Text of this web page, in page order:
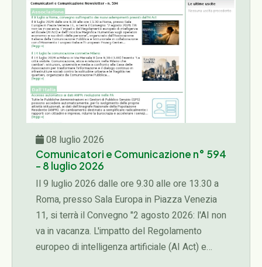
08 luglio 2026
Comunicatori e Comunicazione n° 594
- 8 luglio 2026
Il 9 luglio 2026 dalle ore 9.30 alle ore 13.30 a
Roma, presso Sala Europa in Piazza Venezia
11, si terrà il Convegno "2 agosto 2026: l'AI non
va in vacanza. L'impatto del Regolamento
europeo di intelligenza artificiale (AI Act) e